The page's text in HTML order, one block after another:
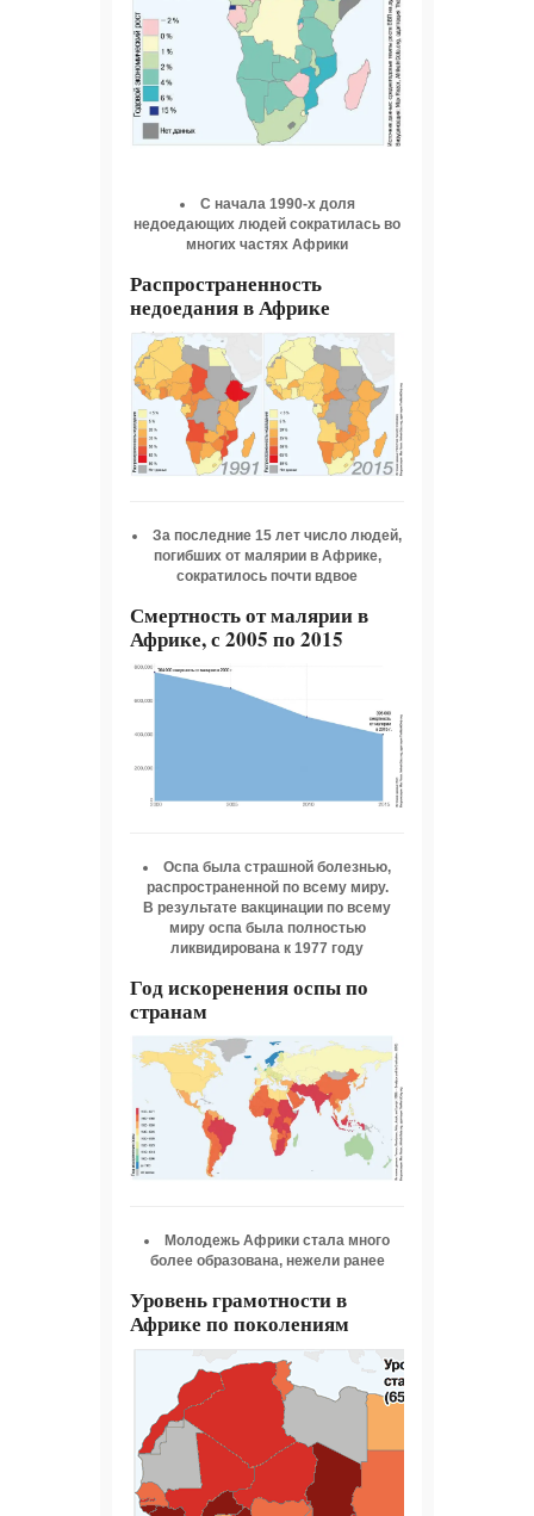
С начала 1990-х доля
недоедающих людей сократилась во
многих частях Африки
Распространенность
недоедания в Африке
За последние 15 лет число людей,
погибших от малярии в Африке,
сократилось почти вдвое
Смертность от малярии в
Африке, с 2005 по 2015
Оспа была страшной болезнью,
распространенной по всему миру.
В результате вакцинации по всему
миру оспа была полностью
ликвидирована к 1977 году
Год искоренения оспы по
странам
Молодежь Африки стала много
более образована, нежели ранее
Уровень грамотности в
Африке по поколениям